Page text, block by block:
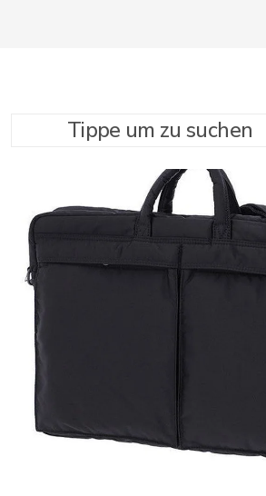
Tippe um zu suchen